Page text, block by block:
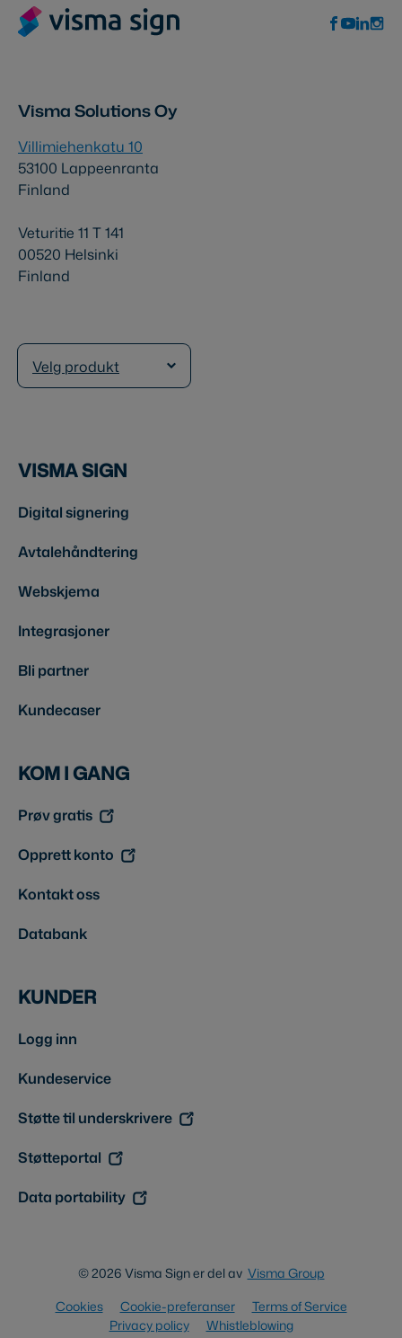
Visma Solutions Oy
Villimiehenkatu 10
53100 Lappeenranta
Finland
Veturitie 11 T 141
00520 Helsinki
Finland
Velg produkt
VISMA SIGN
Digital signering
Avtalehåndtering
Webskjema
Integrasjoner
Bli partner
Kundecaser
KOM I GANG
Prøv gratis
Opprett konto
Kontakt oss
Databank
KUNDER
Logg inn
Kundeservice
Støtte til underskrivere
Støtteportal
Data portability
© 2026 Visma Sign er del av Visma Group
Cookies
Cookie-preferanser
Terms of Service
Privacy policy
Whistleblowing